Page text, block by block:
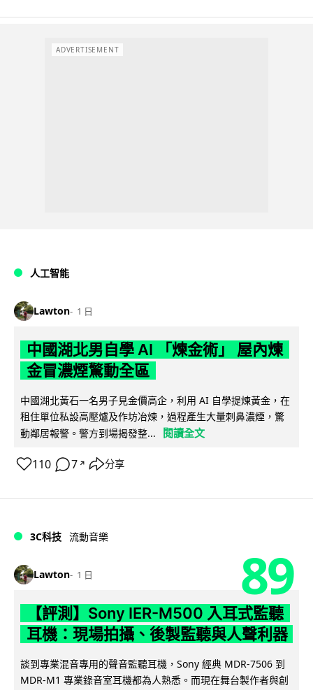
ADVERTISEMENT
人工智能
Lawton 1 日
中國湖北男自學 AI 「煉金術」 屋內煉
金冒濃煙驚動全區
中國湖北黃石一名男子見金價高企，利用 AI 自學提煉黃金，在
租住單位私設高壓爐及作坊冶煉，過程產生大量刺鼻濃煙，驚
動鄰居報警。警方到場揭發整...
閱讀全文
110 7 ↗ 分享
3C科技 流動音樂
Lawton 1 日 89
【評測】Sony IER-M500 入耳式監聽
耳機：現場拍攝、後製監聽與人聲利器
談到專業混音專用的聲音監聽耳機，Sony 經典 MDR-7506 到
MDR-M1 專業錄音室耳機都為人熟悉。而現在舞台製作者與創